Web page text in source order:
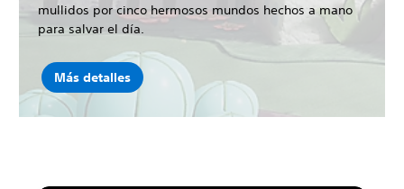
mullidos por cinco hermosos mundos hechos a mano
para salvar el día.
Más detalles